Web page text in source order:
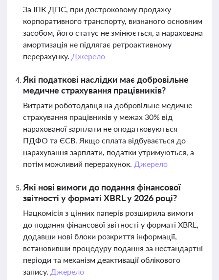
За ІПК ДПС, при достроковому продажу
корпоративного транспорту, визнаного основним
засобом, його статус не змінюється, а нарахована
амортизація не підлягає ретроактивному
перерахунку. Джерело
Які податкові наслідки має добровільне
медичне страхування працівників?
Витрати роботодавця на добровільне медичне
страхування працівників у межах 30% від
нарахованої зарплати не оподатковуються
ПДФО та ЄСВ. Якщо сплата відбувається до
нарахування зарплати, податки утримуються, а
потім можливий перерахунок. Джерело
Які нові вимоги до подання фінансової
звітності у форматі XBRL у 2026 році?
Нацкомісія з цінних паперів розширила вимоги
до подання фінансової звітності у форматі XBRL,
додавши нові блоки розкриття інформації,
встановивши процедуру подання за нестандартні
періоди та механізм деактивації облікового
запису. Джерело